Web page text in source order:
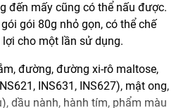
đến mấy cũng có thể nấu được.
gói 80g nhỏ gọn, có thể chế
cho một lần sử dụng.
đường, đường xi-rô maltose,
INS631, INS627), mật ong,
dầu nành, hành tím, phẩm màu